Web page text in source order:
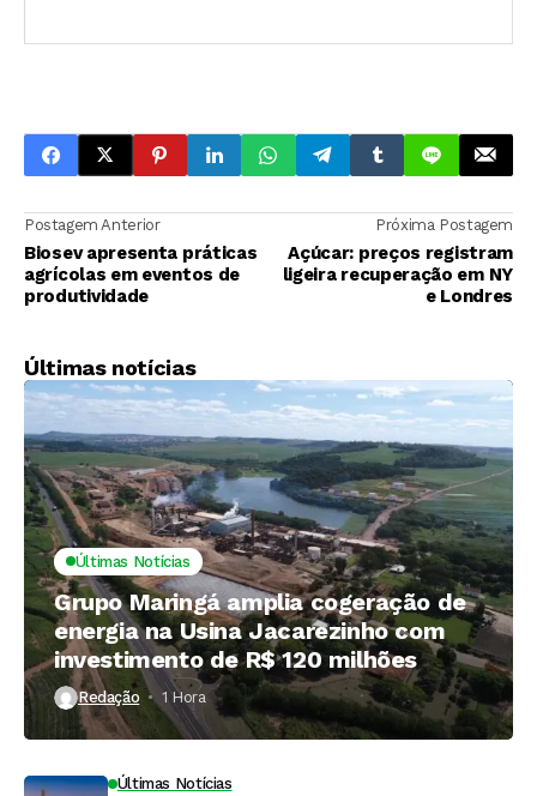
Postagem Anterior
Biosev apresenta práticas
agrícolas em eventos de
produtividade
Próxima Postagem
Açúcar: preços registram
ligeira recuperação em NY
e Londres
Últimas notícias
Últimas Notícias
Grupo Maringá amplia cogeração de
energia na Usina Jacarezinho com
investimento de R$ 120 milhões
Redação 1 Hora ⁮
Últimas Notícias